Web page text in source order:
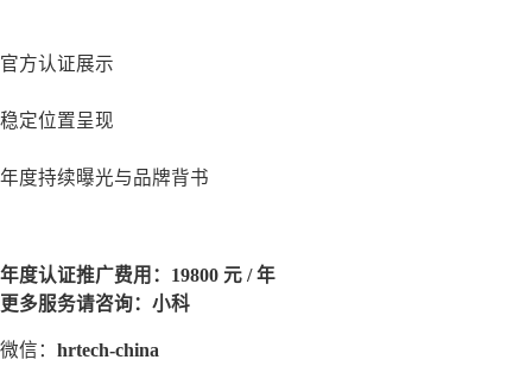
官方认证展示
稳定位置呈现
年度持续曝光与品牌背书
年度认证推广费用：19800 元 / 年
更多服务请咨询：小科
微信： hrtech-china